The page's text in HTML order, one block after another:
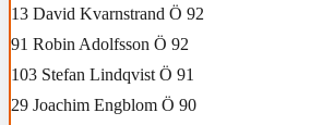
13 David Kvarnstrand Ö 92
91 Robin Adolfsson Ö 92
103 Stefan Lindqvist Ö 91
29 Joachim Engblom Ö 90